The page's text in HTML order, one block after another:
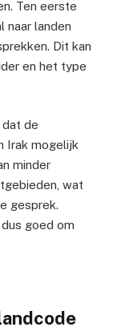
Ten eerste
naar landen
Dit kan
en het type
de
Irak mogelijk
minder
wat
gesprek.
goed om